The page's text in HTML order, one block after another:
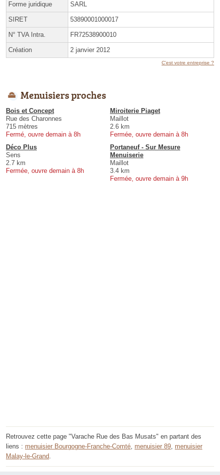
Forme juridique SARL
SIRET 53890001000017
N° TVA Intra. FR72538900010
Création 2 janvier 2012
C'est votre entreprise ?
Menuisiers proches
Bois et Concept
Rue des Charonnes
715 mètres
Fermé, ouvre demain à 8h
Miroiterie Piaget
Maillot
2.6 km
Fermée, ouvre demain à 8h
Déco Plus
Sens
2.7 km
Fermée, ouvre demain à 8h
Portaneuf - Sur Mesure
Menuiserie
Maillot
3.4 km
Fermée, ouvre demain à 9h
Retrouvez cette page "Varache Rue des Bas Musats" en partant des
liens : menuisier Bourgogne-Franche-Comté, menuisier 89, menuisier
Malay-le-Grand.